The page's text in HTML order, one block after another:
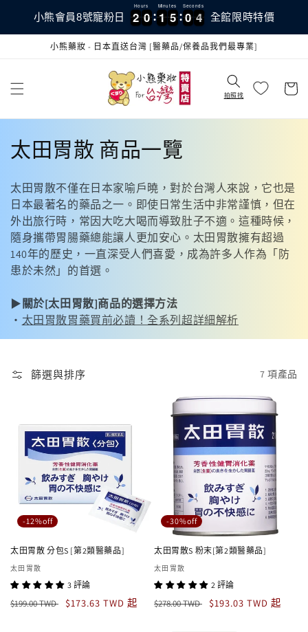
跳至內
小熊會員8號寵粉日 2
2
2
2 0
0
0
0
Hours
1
1
1
1 5
5
5
5
Minutes
0
0
0
0 3
3
4
Seconds
全館限時特價
小熊藥妝 - 日本直送台灣 [醫藥品/保養品我們最專業]
拍照找
物
商
品
系
列
:
太田胃散 商品一覽
太田胃散不僅在日本家喻戶曉，對於台灣人來說，它也是
日本最著名的藥品之一。即使日常生活中非常謹慎，但在
外出旅行時，常因大吃大喝而導致肚子不適。這種時候，
隨身攜帶胃腸藥總能讓人更加安心。太田胃散擁有超過
140年的歷史，一直深受人們喜愛，成為許多人作為「防
患於未然」的首選。
▶關於[太田胃散]商品的選擇方法
・ 太田胃散胃藥買前必讀！全系列超詳細解析
篩選與排序 7 項產品
-12%off
太田胃散 分包S [第2類醫藥品]
廠
商：
太田胃散
3 評論
定
$199.00 TWD
售
$173.63 TWD 起
-30%off
太田胃散S 粉末[第2類醫藥品]
廠
商：
太田胃散
2 評論
定
$278.00 TWD
售
$193.03 TWD 起